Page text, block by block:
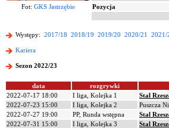
Fot: GKS Jastrzębie Pozycja
Występy: 2017/18 2018/19 2019/20 2020/21 2021/
Kariera
Sezon 2022/23
data rozgrywki
2022-07-17 18:00
I liga, Kolejka 1 Stal
2022-07-23 15:00
I liga, Kolejka 2 Puszcza
2022-07-27 19:00
PP, Runda wstępna Stal
2022-07-31 15:00
I liga, Kolejka 3 Stal